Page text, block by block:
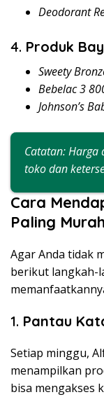
Deodorant
4. Produk
Sweety
Bebelac 3
Johnson’s
Catatan: Harga
toko dan
Cara
Paling
Agar Anda tidak
berikut langkah-
1. Pantau
Setiap minggu,
menampilkan
bisa mengakses